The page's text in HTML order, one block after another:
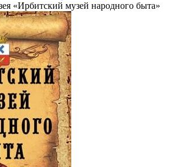
«Ирбитский музей народного быта»